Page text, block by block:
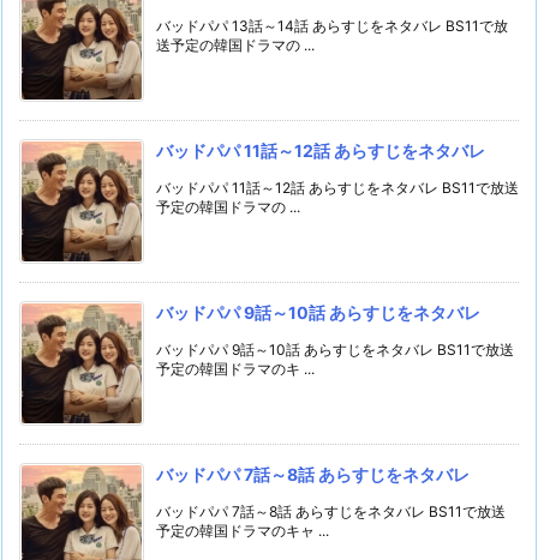
バッドパパ 13話～14話 あらすじをネタバレ BS11で放
送予定の韓国ドラマの ...
バッドパパ 11話～12話 あらすじをネタバレ
バッドパパ 11話～12話 あらすじをネタバレ BS11で放送
予定の韓国ドラマの ...
バッドパパ 9話～10話 あらすじをネタバレ
バッドパパ 9話～10話 あらすじをネタバレ BS11で放送
予定の韓国ドラマのキ ...
バッドパパ 7話～8話 あらすじをネタバレ
バッドパパ 7話～8話 あらすじをネタバレ BS11で放送
予定の韓国ドラマのキャ ...